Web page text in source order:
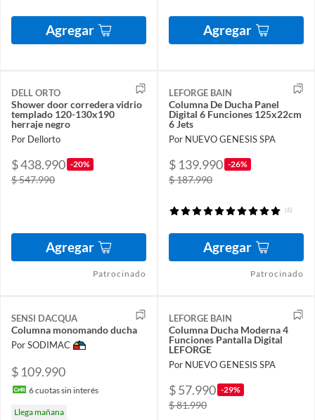
Agregar Agregar
DELL ORTO
Shower door corredera vidrio
templado 120-130x190
herraje negro
Por Dellorto
$ 438.990 -20%
$ 547.990
Agregar
Patrocinado
LEFORGE BAIN
Columna De Ducha Panel
Digital 6 Funciones 125x22cm
6 Jets
Por NUEVO GENESIS SPA
$ 139.990 -26%
$ 187.990
(6)
Agregar
Patrocinado
SENSI DACQUA
Columna monomando ducha
Por SODIMAC
$ 109.990
6cuotas sin interés
Llega mañana
LEFORGE BAIN
Columna Ducha Moderna 4
Funciones Pantalla Digital
LEFORGE
Por NUEVO GENESIS SPA
$ 57.990 -29%
$ 81.990